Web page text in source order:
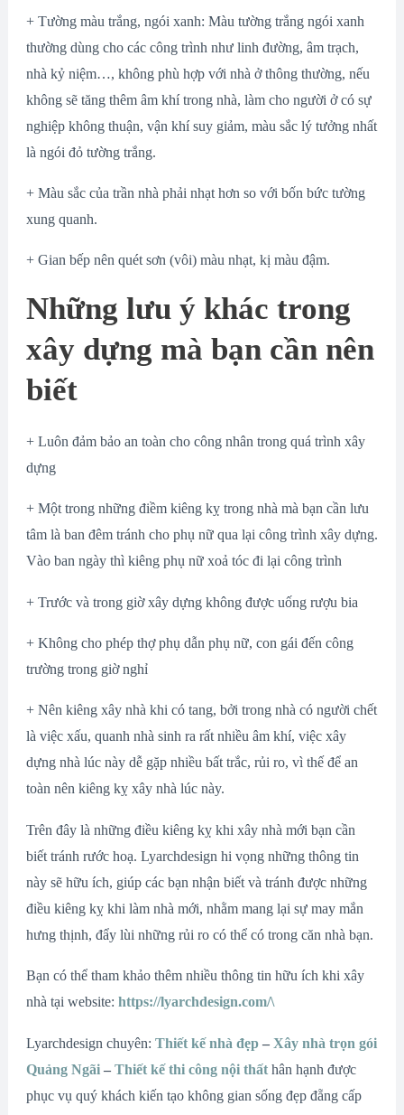
+ Tường màu trắng, ngói xanh: Màu tường trắng ngói xanh
thường dùng cho các công trình như linh đường, âm trạch,
nhà kỷ niệm…, không phù hợp với nhà ở thông thường, nếu
không sẽ tăng thêm âm khí trong nhà, làm cho người ở có sự
nghiệp không thuận, vận khí suy giảm, màu sắc lý tưởng nhất
là ngói đỏ tường trắng.
+ Màu sắc của trần nhà phải nhạt hơn so với bốn bức tường
xung quanh.
+ Gian bếp nên quét sơn (vôi) màu nhạt, kị màu đậm.
Những lưu ý khác trong
xây dựng mà bạn cần nên
biết
+ Luôn đảm bảo an toàn cho công nhân trong quá trình xây
dựng
+ Một trong những điềm kiêng kỵ trong nhà mà bạn cần lưu
tâm là ban đêm tránh cho phụ nữ qua lại công trình xây dựng.
Vào ban ngày thì kiêng phụ nữ xoả tóc đi lại công trình
+ Trước và trong giờ xây dựng không được uống rượu bia
+ Không cho phép thợ phụ dẫn phụ nữ, con gái đến công
trường trong giờ nghỉ
+ Nên kiêng xây nhà khi có tang, bởi trong nhà có người chết
là việc xấu, quanh nhà sinh ra rất nhiều âm khí, việc xây
dựng nhà lúc này dễ gặp nhiều bất trắc, rủi ro, vì thế để an
toàn nên kiêng kỵ xây nhà lúc này.
Trên đây là những điều kiêng kỵ khi xây nhà mới bạn cần
biết tránh rước hoạ. Lyarchdesign hi vọng những thông tin
này sẽ hữu ích, giúp các bạn nhận biết và tránh được những
điều kiêng kỵ khi làm nhà mới, nhằm mang lại sự may mắn
hưng thịnh, đẩy lùi những rủi ro có thể có trong căn nhà bạn.
Bạn có thể tham khảo thêm nhiều thông tin hữu ích khi xây
nhà tại website: https://lyarchdesign.com/\
Lyarchdesign chuyên: Thiết kế nhà đẹp– Xây nhà trọn gói
Quảng Ngãi– Thiết kế thi công nội thất hân hạnh được
phục vụ quý khách kiến tạo không gian sống đẹp đẵng cấp